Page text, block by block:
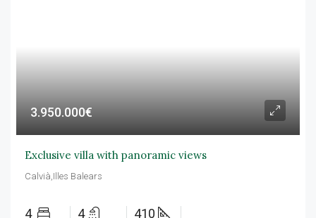
3.950.000€
Exclusive villa with panoramic views
Calvià,Illes Balears
4 4 410